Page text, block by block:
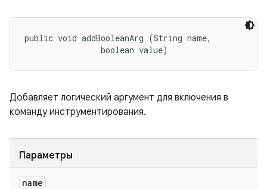
public void addBooleanArg (String name,
                boolean value)
Добавляет логический аргумент для включения в
команду инструментирования.
Параметры
name